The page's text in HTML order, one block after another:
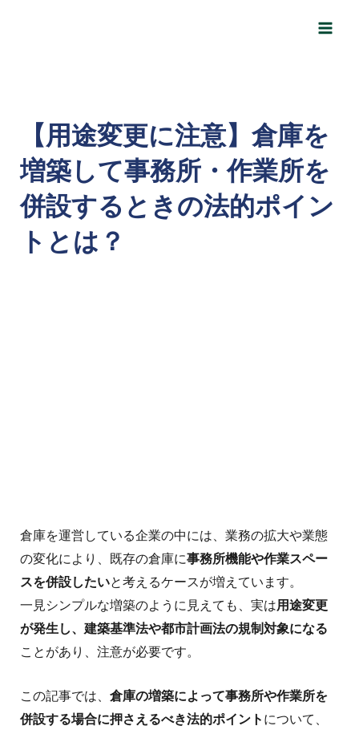
Main
【用途変更に注意】倉庫を
増築して事務所・作業所を
併設するときの法的ポイン
トとは？
倉庫を運営している企業の中には、業務の拡大や業態
の変化により、既存の倉庫に事務所機能や作業スペー
スを併設したいと考えるケースが増えています。
一見シンプルな増築のように見えても、実は用途変更
が発生し、建築基準法や都市計画法の規制対象になる
ことがあり、注意が必要です。
この記事では、 倉庫の増築によって事務所や作業所を
併設する場合に押さえるべき法的ポイント について、